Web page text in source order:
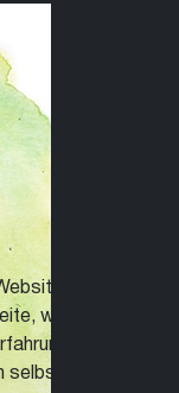
Einige von
während andere
zu
selbst entscheiden,